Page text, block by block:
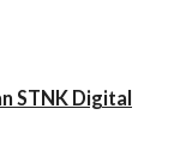
STNK Digital